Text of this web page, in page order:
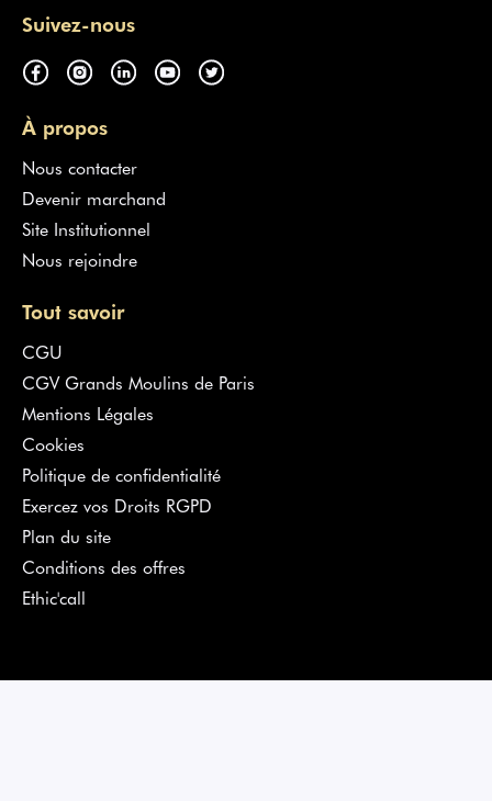
Suivez-nous
À propos
Nous contacter
Devenir marchand
Site Institutionnel
Nous rejoindre
Tout savoir
CGU
CGV Grands Moulins de Paris
Mentions Légales
Cookies
Politique de confidentialité
Exercez vos Droits RGPD
Plan du site
Conditions des offres
Ethic'call